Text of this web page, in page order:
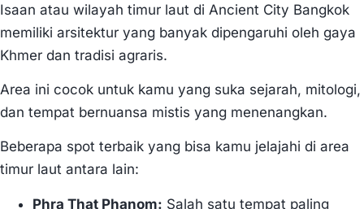
Isaan atau wilayah timur laut di Ancient City Bangkok
memiliki arsitektur yang banyak dipengaruhi oleh gaya
Khmer dan tradisi agraris.
Area ini cocok untuk kamu yang suka sejarah, mitologi,
dan tempat bernuansa mistis yang menenangkan.
Beberapa spot terbaik yang bisa kamu jelajahi di area
timur laut antara lain:
Phra That Phanom: Salah satu tempat paling